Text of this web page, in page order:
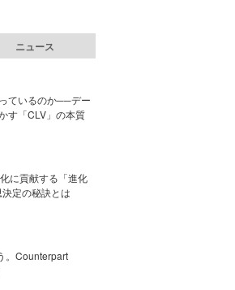
ニュース
ているのか──デー
す「CLV」の本質
に貢献する「進化
定の秘訣とは
。Counterpart